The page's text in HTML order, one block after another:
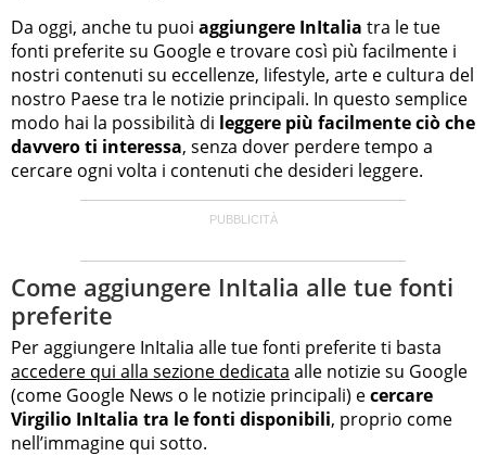
Da oggi, anche tu puoi aggiungere InItalia tra le tue
fonti preferite su Google e trovare così più facilmente i
nostri contenuti su eccellenze, lifestyle, arte e cultura del
nostro Paese tra le notizie principali. In questo semplice
modo hai la possibilità di leggere più facilmente ciò che
davvero ti interessa, senza dover perdere tempo a
cercare ogni volta i contenuti che desideri leggere.
Come aggiungere InItalia alle tue fonti
preferite
Per aggiungere InItalia alle tue fonti preferite ti basta
accedere qui alla sezione dedicata alle notizie su Google
(come Google News o le notizie principali) ecercare
Virgilio InItalia tra le fonti disponibili, proprio come
nell’immagine qui sotto.